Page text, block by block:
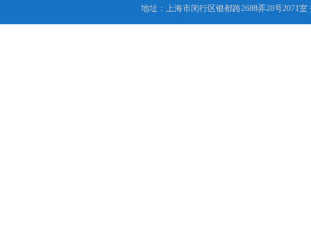
地址：上海市闵行区银都路2688弄28号2071室